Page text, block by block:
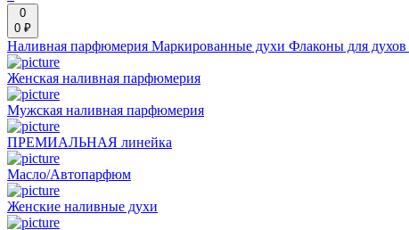
0
0 ₽
Наливная парфюмерия Маркированные духи Флаконы для духов
Женская наливная парфюмерия
Мужская наливная парфюмерия
ПРЕМИАЛЬНАЯ линейка
Масло/Автопарфюм
Женские наливные духи